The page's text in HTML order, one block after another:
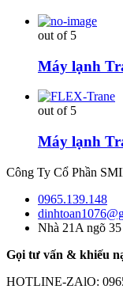
out of 5
Máy lạnh
out of 5
Máy lạnh
Công Ty Cổ Phần
0965.139.148
Nhà 21A ngõ
Gọi tư vấn & khiếu
HOTLINE-ZAlO: